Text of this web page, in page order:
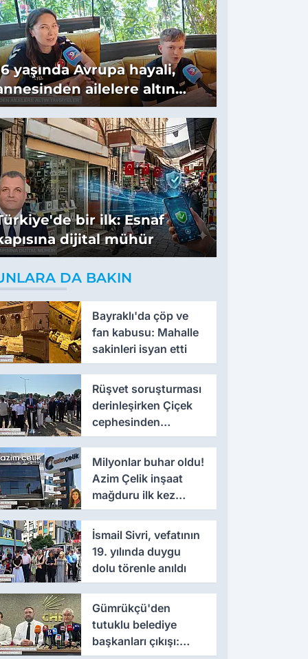
yaşında Avrupa hayali,
ailelere altın
bir ilk: Esnaf
dijital mühür
DA BAKIN
Bayraklı'da çöp ve
fan kabusu: Mahalle
sakinleri isyan etti
Rüşvet soruşturması
derinleşirken Çiçek
cephesinden
'montaj' savunması
Milyonlar buhar oldu!
Azim Çelik inşaat
mağduru ilk kez
konuştu
İsmail Sivri, vefatının
19. yılında duygu
dolu törenle anıldı
Gümrükçü'den
tutuklu belediye
başkanları çıkışı: